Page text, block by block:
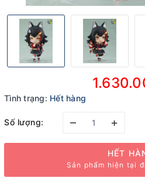
Tình trạng: Hết hàng
Số lượng: – +
HẾT
Sản phẩm hiện tại